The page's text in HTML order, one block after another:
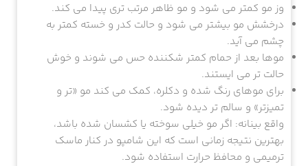
وز مو کمتر می شود و مو ظاهر مرتب تری پیدا می کند.
درخشش مو بیشتر می شود و حالت کدر و خسته کمتر به
چشم می آید.
موها بعد از حمام کمتر شکننده حس می شوند و خوش
حالت تر می ایستند.
برای موهای رنگ شده و دکلره، کمک می کند مو «تر و
تمیزتر» و سالم تر دیده شود.
واقع بینانه: اگر مو خیلی سوخته یا کشسان شده باشد،
بهترین نتیجه زمانی است که این شامپو در کنار ماسک
ترمیمی و محافظ حرارت استفاده شود.